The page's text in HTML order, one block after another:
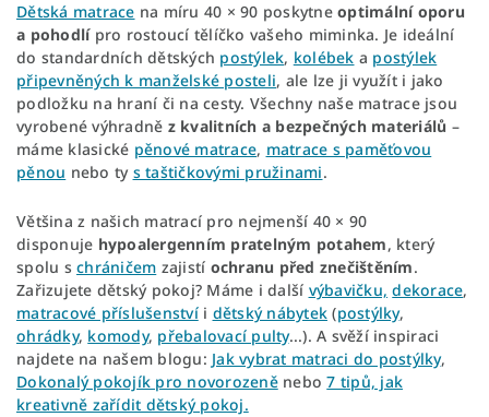
Dětská matrace na míru 40 × 90 poskytne optimální oporu
a pohodlípro rostoucí tělíčko vašeho miminka. Je ideální
do standardních dětských postýlek, kolébek a postýlek
připevněných k manželské posteli, ale lze ji využít i jako
podložku na hraní či na cesty. Všechny naše matrace jsou
vyrobené výhradně z kvalitních a bezpečných materiálů –
máme klasické pěnové matrace, matrace s paměťovou
pěnou nebo ty s taštičkovými pružinami.
Většina z našich matrací pro nejmenší 40 × 90
disponuje hypoalergenním pratelným potahem, který
spolu s chráničem zajistí ochranu před znečištěním.
Zařizujete dětský pokoj? Máme i další výbavičku, dekorace,
matracové příslušenstvíi dětský nábytek (postýlky,
ohrádky, komody, přebalovací pulty...). A svěží inspiraci
najdete na našem blogu: Jak vybrat matraci do postýlky,
Dokonalý pokojík pro novorozeněnebo7 tipů, jak
kreativně zařídit dětský pokoj.